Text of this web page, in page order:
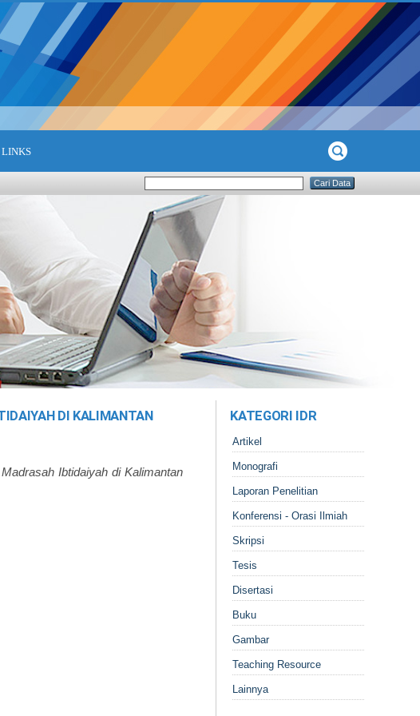
DI KALIMANTAN
Ibtidaiyah di Kalimantan
KATEGORI IDR
Artikel
Monografi
Laporan Penelitian
Konferensi - Orasi Ilmiah
Skripsi
Tesis
Disertasi
Buku
Gambar
Teaching Resource
Lainnya